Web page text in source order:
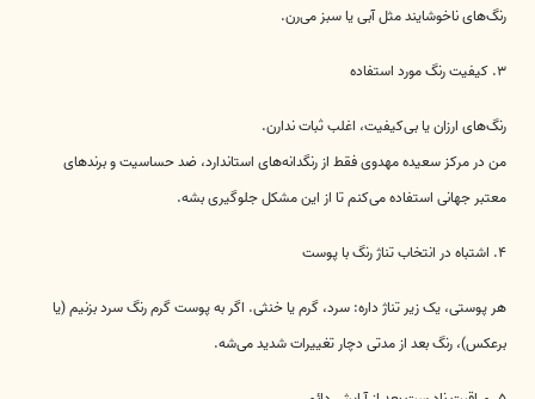
رنگ‌های ناخوشایند مثل آبی یا سبز می‌رن.
۳. کیفیت رنگ مورد استفاده
رنگ‌های ارزان یا بی‌کیفیت، اغلب ثبات ندارن.
من در مرکز سعیده مهدوی فقط از رنگدانه‌های استاندارد، ضد حساسیت و برندهای
معتبر جهانی استفاده می‌کنم تا از این مشکل جلوگیری بشه.
۴. اشتباه در انتخاب تناژ رنگ با پوست
هر پوستی، یک زیر تناژ داره: سرد، گرم یا خنثی. اگر به پوست گرم رنگ سرد بزنیم (یا
برعکس)، رنگ بعد از مدتی دچار تغییرات شدید می‌شه.